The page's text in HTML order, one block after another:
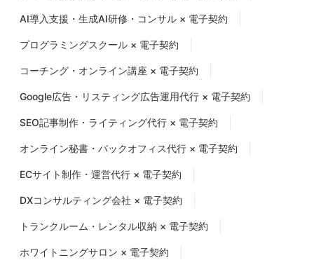
AI導入支援・生成AI研修・コンサル × 電子契約
プログラミングスクール × 電子契約
コーチング・オンライン講座 × 電子契約
Google広告・リスティング広告運用代行 × 電子契約
SEO記事制作・ライティング代行 × 電子契約
オンライン秘書・バックオフィス代行 × 電子契約
ECサイト制作・運営代行 × 電子契約
DXコンサルティング会社 × 電子契約
トランクルーム・レンタル収納 × 電子契約
ホワイトニングサロン × 電子契約